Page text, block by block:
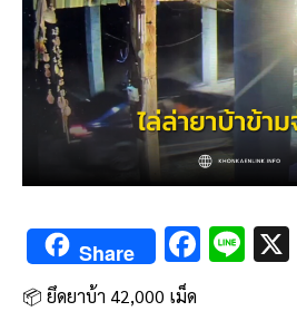
Share F Li
📦 ยึดยาบ้า 42,000 เม็ด